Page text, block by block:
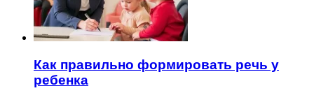
Как правильно формировать речь у
ребенка